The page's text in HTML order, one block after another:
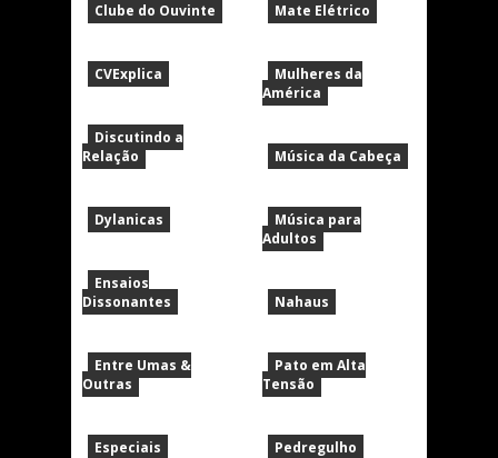
Clube do Ouvinte
CVExplica
Discutindo a
Relação
Dylanicas
Ensaios
Dissonantes
Entre Umas &
Outras
Especiais
Mate Elétrico
Mulheres da
América
Música da Cabeça
Música para
Adultos
Nahaus
Pato em Alta
Tensão
Pedregulho